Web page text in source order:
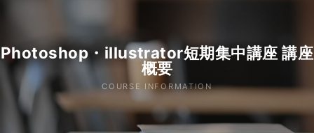
Photoshop・illustrator短期集中講座 講座
概要
COURSE INFORMATION